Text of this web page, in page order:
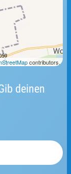
deinen
contributors.